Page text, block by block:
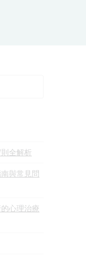
全解析
與常見問
心理治療